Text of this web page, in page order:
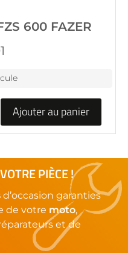
600 FAZER
Ajouter au panier
PIÈCE !
d’occasion garanties
de votre moto,
et de